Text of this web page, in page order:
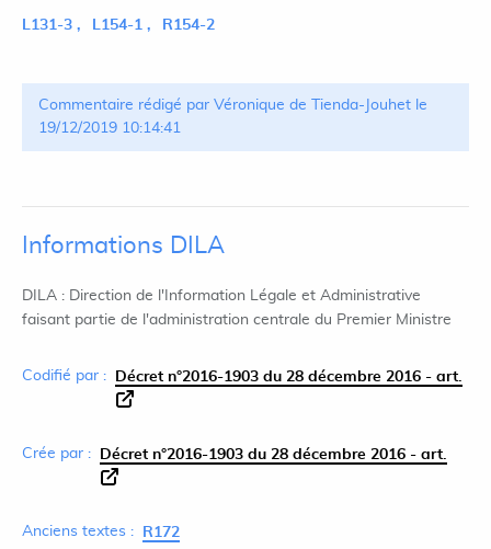
L131-3 L154-1 R154-2
Commentaire rédigé par Véronique de Tienda-Jouhet le
19/12/2019 10:14:41
Informations DILA
DILA : Direction de l'Information Légale et Administrative
faisant partie de l'administration centrale du Premier Ministre
Codifié par : Décret n°2016-1903 du 28 décembre 2016 - art.
Crée par : Décret n°2016-1903 du 28 décembre 2016 - art.
Anciens textes : R172